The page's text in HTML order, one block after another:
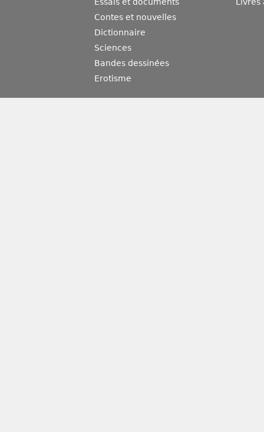
Essais et documents
Contes et nouvelles
Dictionnaire
Sciences
Bandes dessinées
Erotisme
Livres